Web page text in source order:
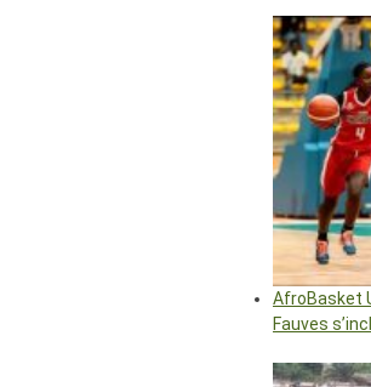
AfroBasket
Fauves